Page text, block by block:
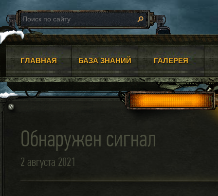
ГЛАВНАЯ БАЗА ЗНАНИЙ ГАЛЕРЕЯ
Обнаружен сигнал
2 августа 2021